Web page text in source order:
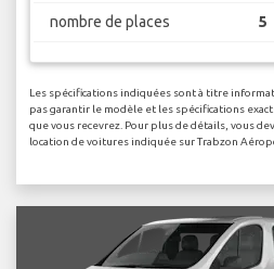
nombre de places 5
Les spécifications indiquées sont à titre
pas garantir le modèle et les spécifications
que vous recevrez. Pour plus de détails, vous
location de voitures indiquée sur Trabzon